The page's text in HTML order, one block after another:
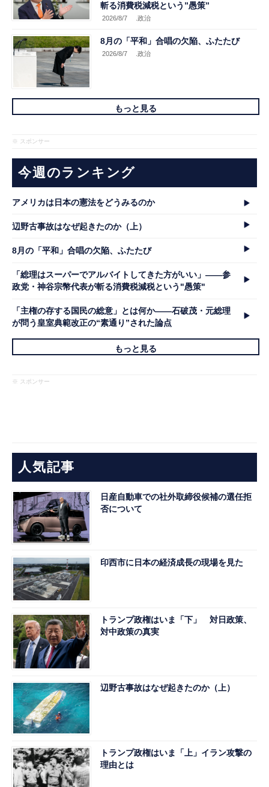
斬る消費税減税という”愚策”
2026/8/7 .政治
8月の「平和」合唱の欠陥、ふたたび
2026/8/7 .政治
もっと見る
※ スポンサー
今週のランキング
アメリカは日本の憲法をどうみるのか
辺野古事故はなぜ起きたのか（上）
8月の「平和」合唱の欠陥、ふたたび
「総理はスーパーでアルバイトしてきた方がいい」――参
政党・神谷宗幣代表が斬る消費税減税という"愚策"
「主権の存する国民の総意」とは何か――石破茂・元総理
が問う皇室典範改正の“素通り”された論点
もっと見る
※ スポンサー
人気記事
日産自動車での社外取締役候補の選任拒
否について
印西市に日本の経済成長の現場を見た
トランプ政権はいま「下」 対日政策、
対中政策の真実
辺野古事故はなぜ起きたのか（上）
トランプ政権はいま「上」イラン攻撃の
理由とは